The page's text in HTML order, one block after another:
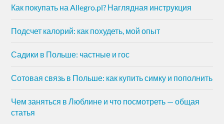
Как покупать на Allegro.pl? Наглядная инструкция
Подсчет калорий: как похудеть, мой опыт
Садики в Польше: частные и гос
Сотовая связь в Польше: как купить симку и пополнить
Чем заняться в Люблине и что посмотреть — общая
статья